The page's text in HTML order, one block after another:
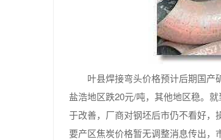
叶县焊接弯头价格预计后期国产
盐浩地区跌20元/吨，其他地区稳。
于改善，厂商对钢坯后市仍不看好，
要产区焦炭价格暂无调整消息传出，